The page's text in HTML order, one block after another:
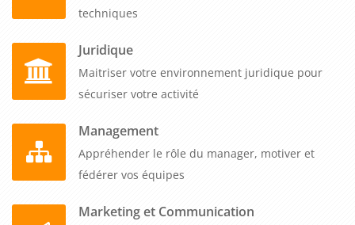
techniques
Juridique
Maitriser votre environnement juridique pour
sécuriser votre activité
Management
Appréhender le rôle du manager, motiver et
fédérer vos équipes
Marketing et Communication